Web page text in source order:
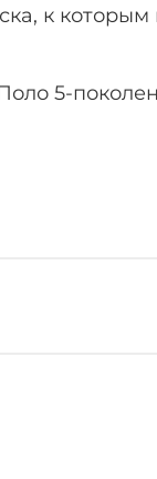
к которым
5-